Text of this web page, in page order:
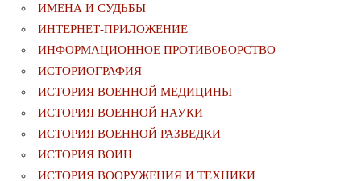
ИМЕНА И СУДЬБЫ
ИНТЕРНЕТ-ПРИЛОЖЕНИЕ
ИНФОРМАЦИОННОЕ ПРОТИВОБОРСТВО
ИСТОРИОГРАФИЯ
ИСТОРИЯ ВОЕННОЙ МЕДИЦИНЫ
ИСТОРИЯ ВОЕННОЙ НАУКИ
ИСТОРИЯ ВОЕННОЙ РАЗВЕДКИ
ИСТОРИЯ ВОИН
ИСТОРИЯ ВООРУЖЕНИЯ И ТЕХНИКИ